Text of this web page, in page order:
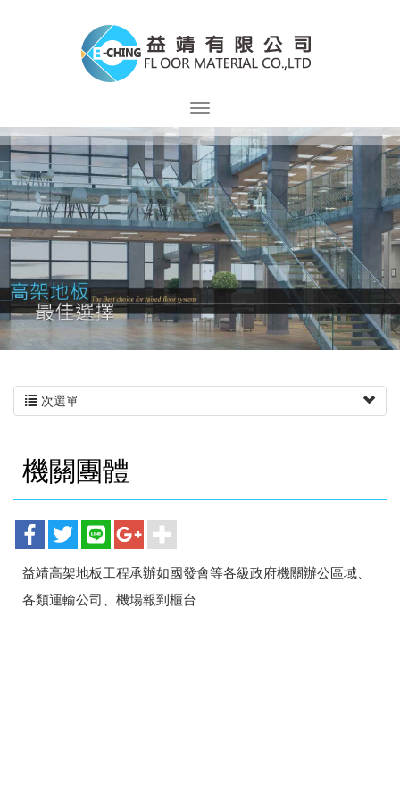
次選單
機關團體
益靖高架地板工程承辦如國發會等各級政府機關辦公區域、
各類運輸公司、機場報到櫃台